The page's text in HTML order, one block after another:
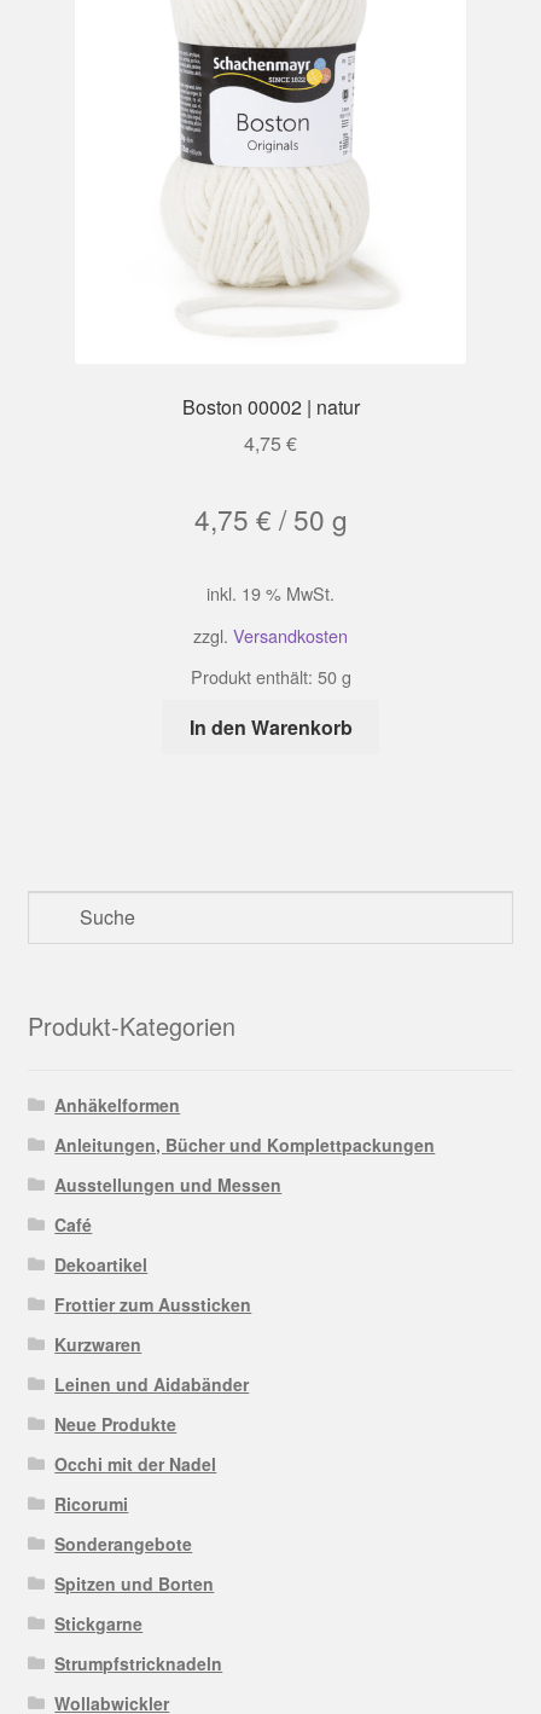
Boston 00002 | natur
4,75 €
4,75 € /50 g
inkl. 19 % MwSt.
zzgl. Versandkosten
Produkt enthält: 50g
In den Warenkorb
Produkt-Kategorien
Anhäkelformen
Anleitungen, Bücher und Komplettpackungen
Ausstellungen und Messen
Café
Dekoartikel
Frottier zum Aussticken
Kurzwaren
Leinen und Aidabänder
Neue Produkte
Occhi mit der Nadel
Ricorumi
Sonderangebote
Spitzen und Borten
Stickgarne
Strumpfstricknadeln
Wollabwickler